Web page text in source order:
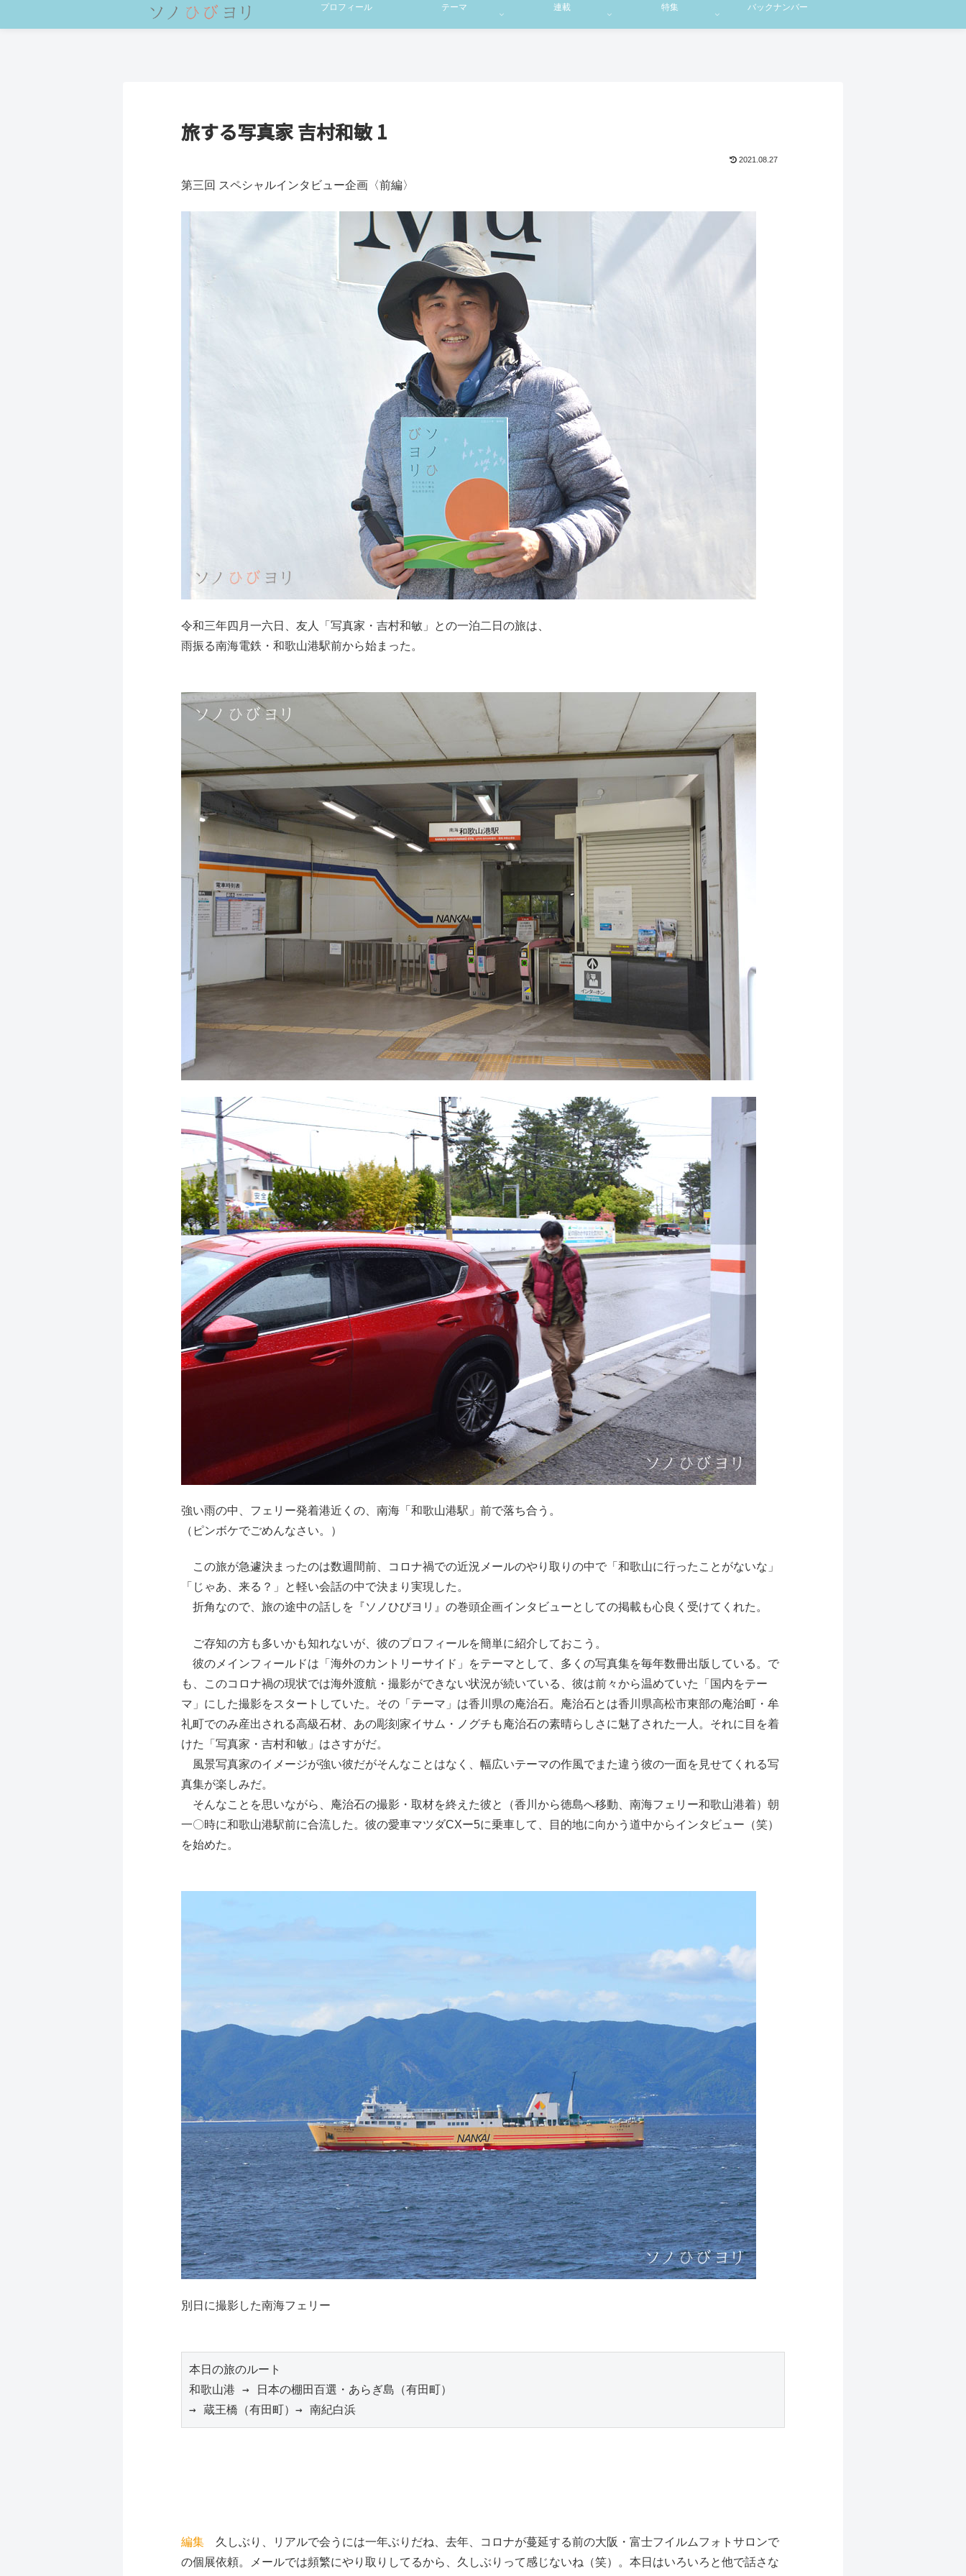
プロフィール テーマ 連載 特集 バックナンバー
旅する写真家 吉村和敏 1
2021.08.27
第三回 スペシャルインタビュー企画〈前編〉
令和三年四月一六日、友人「写真家・吉村和敏」との一泊二日の旅は、
雨振る南海電鉄・和歌山港駅前から始まった。
強い雨の中、フェリー発着港近くの、南海「和歌山港駅」前で落ち合う。
（ピンボケでごめんなさい。）
この旅が急遽決まったのは数週間前、コロナ禍での近況メールのやり取りの中で「和歌山に行ったことがないな」
「じゃあ、来る？」と軽い会話の中で決まり実現した。
折角なので、旅の途中の話しを『ソノひびヨリ』の巻頭企画インタビューとしての掲載も心良く受けてくれた。
ご存知の方も多いかも知れないが、彼のプロフィールを簡単に紹介しておこう。
彼のメインフィールドは「海外のカントリーサイド」をテーマとして、多くの写真集を毎年数冊出版している。で
も、このコロナ禍の現状では海外渡航・撮影ができない状況が続いている、彼は前々から温めていた「国内をテー
マ」にした撮影をスタートしていた。その「テーマ」は香川県の庵治石。庵治石とは香川県高松市東部の庵治町・牟
礼町でのみ産出される高級石材、あの彫刻家イサム・ノグチも庵治石の素晴らしさに魅了された一人。それに目を着
けた「写真家・吉村和敏」はさすがだ。
風景写真家のイメージが強い彼だがそんなことはなく、幅広いテーマの作風でまた違う彼の一面を見せてくれる写
真集が楽しみだ。
そんなことを思いながら、庵治石の撮影・取材を終えた彼と（香川から徳島へ移動、南海フェリー和歌山港着）朝
一〇時に和歌山港駅前に合流した。彼の愛車マツダCXー5に乗車して、目的地に向かう道中からインタビュー（笑）
を始めた。
別日に撮影した南海フェリー
本日の旅のルート
和歌山港 → 日本の棚田百選・あらぎ島（有田町）
→ 蔵王橋（有田町）→ 南紀白浜
編集 久しぶり、リアルで会うには一年ぶりだね、去年、コロナが蔓延する前の大阪・富士フイルムフォトサロンで
の個展依頼。メールでは頻繁にやり取りしてるから、久しぶりって感じないね（笑）。本日はいろいろと他で話さな